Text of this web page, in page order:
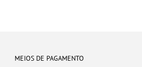
MEIOS DE PAGAMENTO